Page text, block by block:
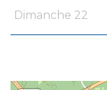
Dimanche 22